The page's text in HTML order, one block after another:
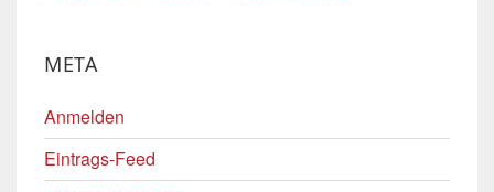
META
Anmelden
Eintrags-Feed